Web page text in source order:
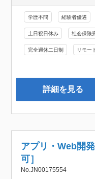
学歴不問 経験者優遇
土日祝日休み 社会保険
完全週休二日制 リモー
詳細を見る
アプリ・Web開
可］
No.JN00175554